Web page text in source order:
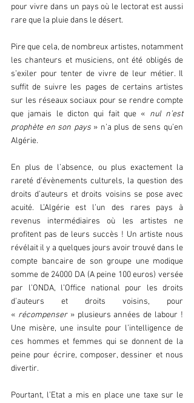
pour vivre dans un pays où le lectorat est aussi
rare que la pluie dans le désert.
Pire que cela, de nombreux artistes, notamment
les chanteurs et musiciens, ont été obligés de
s’exiler pour tenter de vivre de leur métier. Il
suffit de suivre les pages de certains artistes
sur les réseaux sociaux pour se rendre compte
que jamais le dicton qui fait que « nul n’est
prophète en son pays » n’a plus de sens qu’en
Algérie.
En plus de l’absence, ou plus exactement la
rareté d’évènements culturels, la question des
droits d’auteurs et droits voisins se pose avec
acuité. L’Algérie est l’un des rares pays à
revenus intermédiaires où les artistes ne
profitent pas de leurs succès ! Un artiste nous
révélait il y a quelques jours avoir trouvé dans le
compte bancaire de son groupe une modique
somme de 24000 DA (A peine 100 euros) versée
par l’ONDA, l’Office national pour les droits
d’auteurs et droits voisins, pour
« récompenser » plusieurs années de labour !
Une misère, une insulte pour l’intelligence de
ces hommes et femmes qui se donnent de la
peine pour écrire, composer, dessiner et nous
divertir.
Pourtant, l’Etat a mis en place une taxe sur le